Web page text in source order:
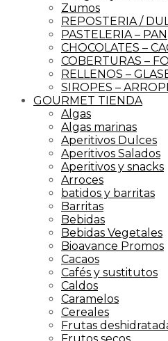
Zumos
REPOSTERIA /
PASTELERIA – PAN
CHOCOLATES –
COBERTURAS –
RELLENOS –
SIROPES –
GOURMET TIENDA
Algas
Algas marinas
Aperitivos Dulces
Aperitivos Salados
Aperitivos y snacks
Arroces
batidos y barritas
Barritas
Bebidas
Bebidas Vegetales
Bioavance Promos
Cacaos
Cafés y sustitutos
Caldos
Caramelos
Cereales
Frutas
Frutos secos